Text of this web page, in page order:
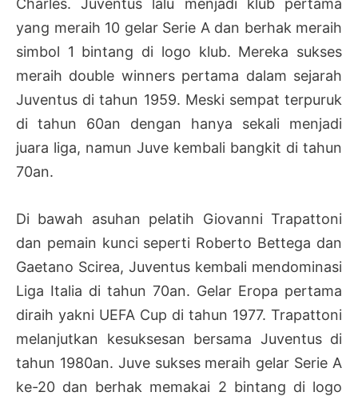
Charles. Juventus lalu menjadi klub pertama
yang meraih 10 gelar Serie A dan berhak meraih
simbol 1 bintang di logo klub. Mereka sukses
meraih double winners pertama dalam sejarah
Juventus di tahun 1959. Meski sempat terpuruk
di tahun 60an dengan hanya sekali menjadi
juara liga, namun Juve kembali bangkit di tahun
70an.
Di bawah asuhan pelatih Giovanni Trapattoni
dan pemain kunci seperti Roberto Bettega dan
Gaetano Scirea, Juventus kembali mendominasi
Liga Italia di tahun 70an. Gelar Eropa pertama
diraih yakni UEFA Cup di tahun 1977. Trapattoni
melanjutkan kesuksesan bersama Juventus di
tahun 1980an. Juve sukses meraih gelar Serie A
ke-20 dan berhak memakai 2 bintang di logo